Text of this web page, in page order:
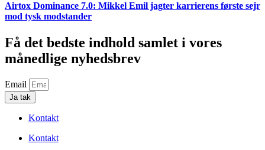
Airtox Dominance 7.0: Mikkel Emil jagter karrierens første sejr
mod tysk modstander
Få det bedste indhold samlet i vores
månedlige nyhedsbrev
Email
Ja tak
Kontakt
Kontakt